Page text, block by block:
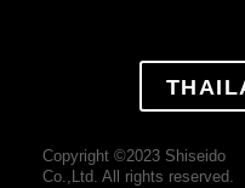
Copyright ©2023 Shiseido
Co.,Ltd. All rights reserved.